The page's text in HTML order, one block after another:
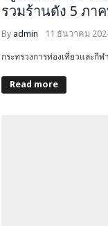
รวมร้านดัง 5 ภา
By admin 11 ธันวาคม
กระทรวงการท่องเที่ยวและกีฬ
Read more